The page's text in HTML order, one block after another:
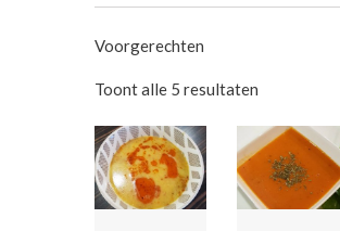
Voorgerechten
Toont alle 5 resultaten